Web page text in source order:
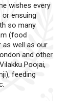
wishes every
ensuing
so many
(food
as well as our
and other
Poojai,
feeding